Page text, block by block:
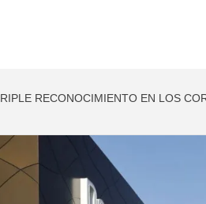
RECONOCIMIENTO EN LOS